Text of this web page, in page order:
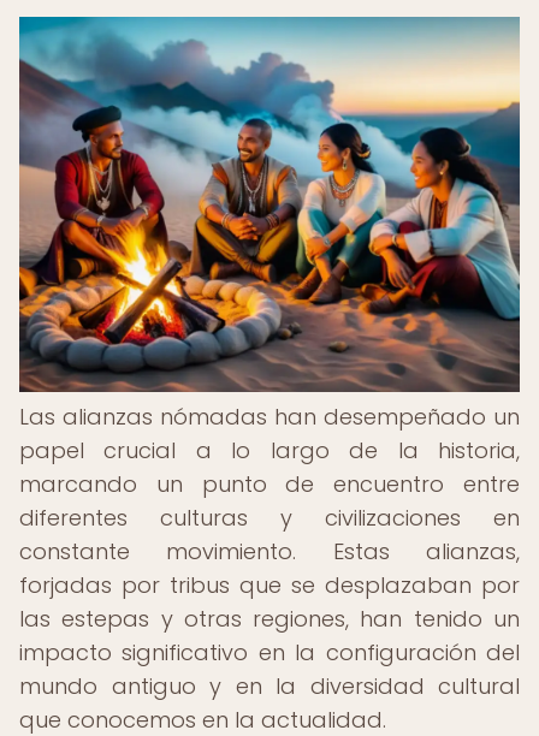
Las alianzas nómadas han desempeñado un
papel crucial a lo largo de la historia,
marcando un punto de encuentro entre
diferentes culturas y civilizaciones en
constante movimiento. Estas alianzas,
forjadas por tribus que se desplazaban por
las estepas y otras regiones, han tenido un
impacto significativo en la configuración del
mundo antiguo y en la diversidad cultural
que conocemos en la actualidad.